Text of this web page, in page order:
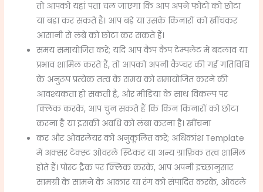
तो आपको यहां पता चल जाएगा कि आप अपने फोटो को छोटा
या बड़ा कर सकते हैं। आप बड़े या उसके किनारों को खींचकर
आसानी से लंबे को छोटा कर सकते हैं।
समय समायोजित करें; यदि आप कैप कैप टेम्पलेट में बदलाव या
प्रभाव शामिल करते हैं, तो आपको अपनी कैप्चर की गई गतिविधि
के अनुरूप प्रत्येक तत्व के समय को समायोजित करने की
आवश्यकता हो सकती है, और मीडिया के साथ विकल्प पर
क्लिक करके, आप चुन सकते हैं कि किन किनारों को छोटा
करना है या इसकी अवधि को लंबा करना है। खींचना
कर और ओवरलेयर को अनुकूलित करें; अधिकांश Template
में अक्सर टेक्स्ट ओवरले स्टिकर या अन्य ग्राफ़िक तत्व शामिल
होते हैं। पोस्ट ट्रैक पर क्लिक करके, आप अपनी इच्छानुसार
सामग्री के सामने के आकार या रंग को संपादित करके, ओवरले